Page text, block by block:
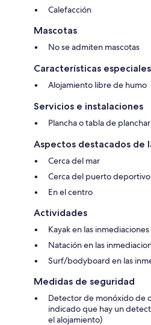
Calefacción
Mascotas
No se admiten mascotas
Características
Alojamiento libre de humo
Servicios e instalaciones
Plancha o tabla de planchar
Aspectos destacados de
Cerca del mar
Cerca del puerto deportivo
En el centro
Actividades
Kayak en las inmediaciones
Natación en las
Surf/bodyboard en las
Medidas de seguridad
Detector de monóxido de
indicado que hay un
el alojamiento)